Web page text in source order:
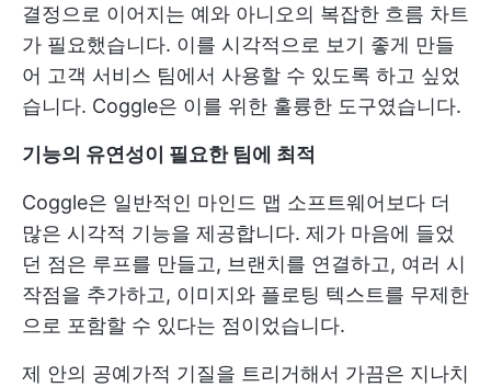
결정으로 이어지는 예와 아니오의 복잡한 흐름 차트
가 필요했습니다. 이를 시각적으로 보기 좋게 만들
어 고객 서비스 팀에서 사용할 수 있도록 하고 싶었
습니다. Coggle은 이를 위한 훌륭한 도구였습니다.
기능의 유연성이 필요한 팀에 최적
Coggle은 일반적인 마인드 맵 소프트웨어보다 더
많은 시각적 기능을 제공합니다. 제가 마음에 들었
던 점은 루프를 만들고, 브랜치를 연결하고, 여러 시
작점을 추가하고, 이미지와 플로팅 텍스트를 무제한
으로 포함할 수 있다는 점이었습니다.
제 안의 공예가적 기질을 트리거해서 가끔은 지나치